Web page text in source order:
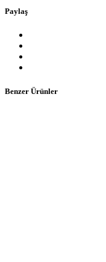
Paylaş
Benzer Ürünler